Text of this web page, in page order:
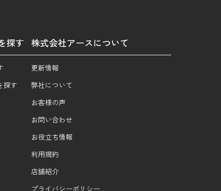
探す
探す
株式会社アースについて
更新情報
弊社について
お客様の声
お問い合わせ
お役立ち情報
利用規約
店舗紹介
プライバシーポリシー